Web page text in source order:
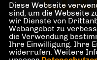
Spandau.
Diese Webseite
sind, um die Webseite
wir Dienste von
Webangebot zu
die Verwendung
Ihre Einwilligung. Ihre
widerrufen. Weitere